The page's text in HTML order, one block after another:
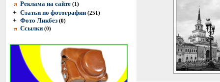
Реклама на сайте (1)
+ Статьи по фотографии (251)
+ Фото Ликбез (0)
Ссылки (0)